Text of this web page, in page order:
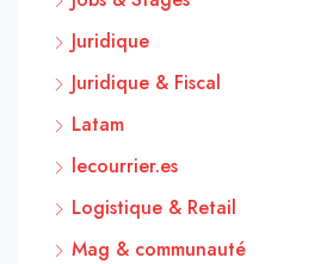
Juridique
Juridique & Fiscal
Latam
lecourrier.es
Logistique & Retail
Mag & communauté